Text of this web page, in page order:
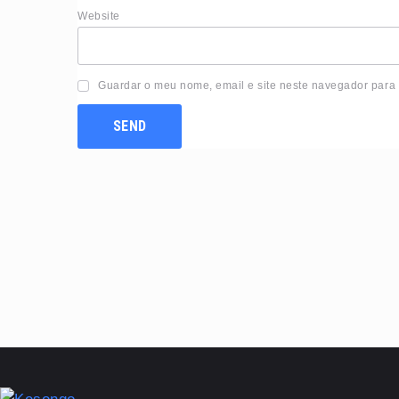
Website
Guardar o meu nome, email e site neste navegador